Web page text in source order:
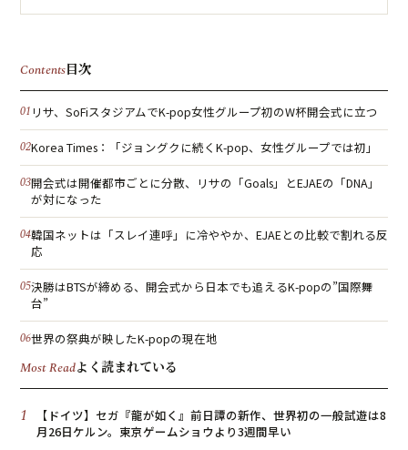
Contents目次
リサ、SoFiスタジアムでK-pop女性グループ初のW杯開会式に立つ
Korea Times：「ジョングクに続くK-pop、女性グループでは初」
開会式は開催都市ごとに分散、リサの「Goals」とEJAEの「DNA」
が対になった
韓国ネットは「スレイ連呼」に冷ややか、EJAEとの比較で割れる反
応
決勝はBTSが締める、開会式から日本でも追えるK-popの”国際舞
台”
世界の祭典が映したK-popの現在地
Most Readよく読まれている
1
【ドイツ】セガ『龍が如く』前日譚の新作、世界初の一般試遊は8
月26日ケルン。東京ゲームショウより3週間早い